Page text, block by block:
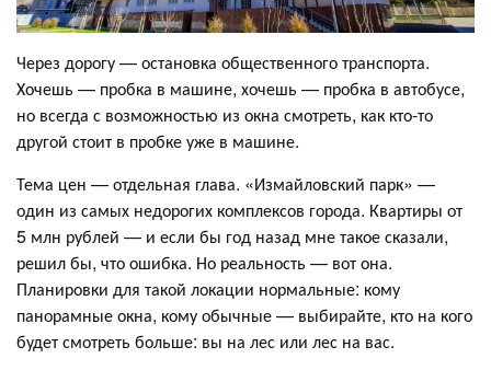
Через дорогу — остановка общественного транспорта.
Хочешь — пробка в машине, хочешь — пробка в автобусе,
но всегда с возможностью из окна смотреть, как кто-то
другой стоит в пробке уже в машине.
Тема цен — отдельная глава. «Измайловский парк» —
один из самых недорогих комплексов города. Квартиры от
5 млн рублей — и если бы год назад мне такое сказали,
решил бы, что ошибка. Но реальность — вот она.
Планировки для такой локации нормальные: кому
панорамные окна, кому обычные — выбирайте, кто на кого
будет смотреть больше: вы на лес или лес на вас.